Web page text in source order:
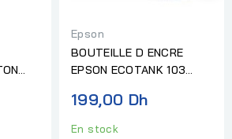
Epson
BOUTEILLE D ENCRE
EPSON ECOTANK 103
199,00 Dh
En stock